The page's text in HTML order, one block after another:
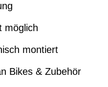
möglich
montiert
Bikes & Zubehör